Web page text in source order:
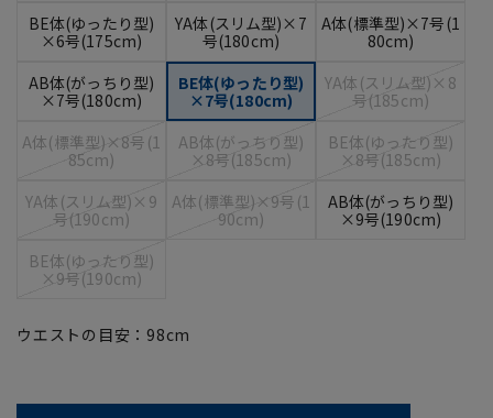
BE体(ゆったり型)
×6号(175cm)
YA体(スリム型)×7
号(180cm)
A体(標準型)×7号(1
80cm)
AB体(がっちり型)
×7号(180cm)
BE体(ゆったり型)
×7号(180cm)
YA体(スリム型)×8
号(185cm)
A体(標準型)×8号(1
85cm)
AB体(がっちり型)
×8号(185cm)
BE体(ゆったり型)
×8号(185cm)
YA体(スリム型)×9
号(190cm)
A体(標準型)×9号(1
90cm)
AB体(がっちり型)
×9号(190cm)
BE体(ゆったり型)
×9号(190cm)
ウエストの目安： 98cm